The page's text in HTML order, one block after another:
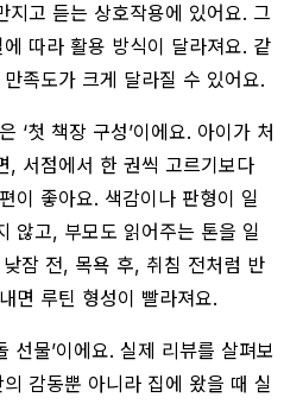
고 듣는 상호작용에 있어요. 그
따라 활용 방식이 달라져요. 같
족도가 크게 달라질 수 있어요.
‘첫 책장 구성’이에요. 아이가 처
, 서점에서 한 권씩 고르기보다
이 좋아요. 색감이나 판형이 일
않고, 부모도 읽어주는 톤을 일
잠 전, 목욕 후, 취침 전처럼 반
면 루틴 형성이 빨라져요.
선물’이에요. 실제 리뷰를 살펴보
감동뿐 아니라 집에 왔을 때 실